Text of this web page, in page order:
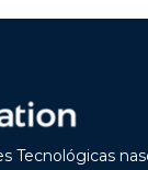
Tecnológicas